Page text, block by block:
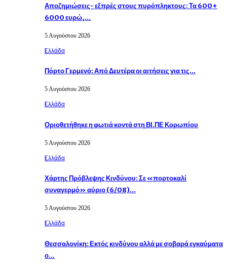
Αποζημιώσεις- εξπρές στους πυρόπληκτους: Τα 600+
6000 ευρώ,…
5 Αυγούστου 2026
Eλλάδα
Πόρτο Γερμενό: Από Δευτέρα οι αιτήσεις για τις…
5 Αυγούστου 2026
Eλλάδα
Οριοθετήθηκε η φωτιά κοντά στη ΒΙ.ΠΕ Κορωπίου
5 Αυγούστου 2026
Eλλάδα
Χάρτης Πρόβλεψης Κινδύνου: Σε «πορτοκαλί
συναγερμό» αύριο (6/08)…
5 Αυγούστου 2026
Eλλάδα
Θεσσαλονίκη: Εκτός κινδύνου αλλά με σοβαρά εγκαύματα
ο…